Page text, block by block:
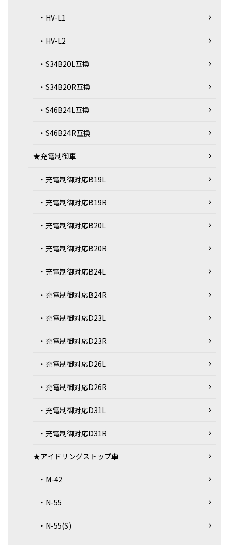
・HV-L1
・HV-L2
・S34B20L互換
・S34B20R互換
・S46B24L互換
・S46B24R互換
★充電制御車
・充電制御対応B19L
・充電制御対応B19R
・充電制御対応B20L
・充電制御対応B20R
・充電制御対応B24L
・充電制御対応B24R
・充電制御対応D23L
・充電制御対応D23R
・充電制御対応D26L
・充電制御対応D26R
・充電制御対応D31L
・充電制御対応D31R
★アイドリングストップ車
・M-42
・N-55
・N-55(S)